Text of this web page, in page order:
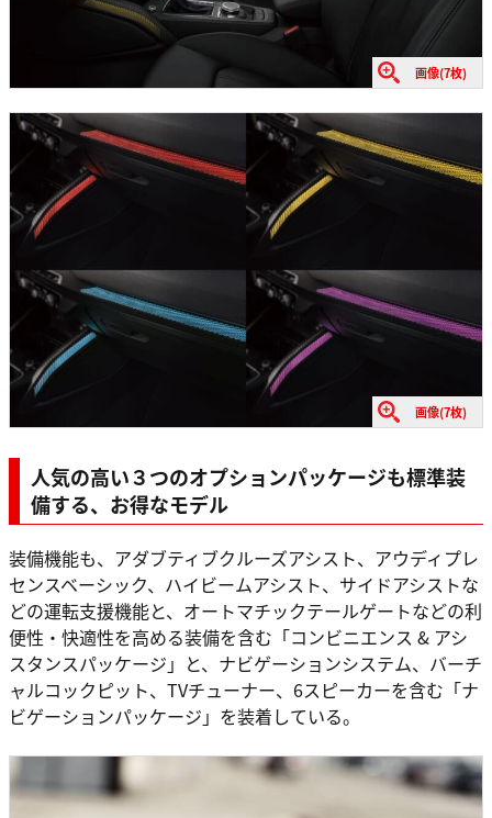
画像(7枚)
画像(7枚)
人気の高い３つのオプションパッケージも標準装
備する、お得なモデル
装備機能も、アダブティブクルーズアシスト、アウディプレ
センスベーシック、ハイビームアシスト、サイドアシストな
どの運転支援機能と、オートマチックテールゲートなどの利
便性・快適性を高める装備を含む「コンビニエンス & アシ
スタンスパッケージ」と、ナビゲーションシステム、バーチ
ャルコックピット、TVチューナー、6スピーカーを含む「ナ
ビゲーションパッケージ」を装着している。